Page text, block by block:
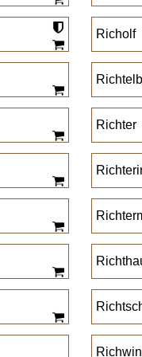
Richolf
Richter
Richwin